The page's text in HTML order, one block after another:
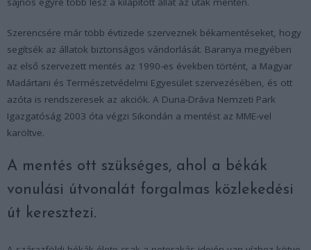
Szerencsére már több évtizede szerveznek békamentéseket, hogy
segítsék az állatok biztonságos vándorlását. Baranya megyében
az első szervezett mentés az 1990-es években történt, a Magyar
Madártani és Természetvédelmi Egyesület szervezésében, és ott
azóta is rendszeresek az akciók. A Duna-Dráva Nemzeti Park
Igazgatóság 2003 óta végzi Sikondán a mentést az MME-vel
karöltve.
A mentés ott szükséges, ahol a békák
vonulási útvonalát forgalmas közlekedési
út keresztezi.